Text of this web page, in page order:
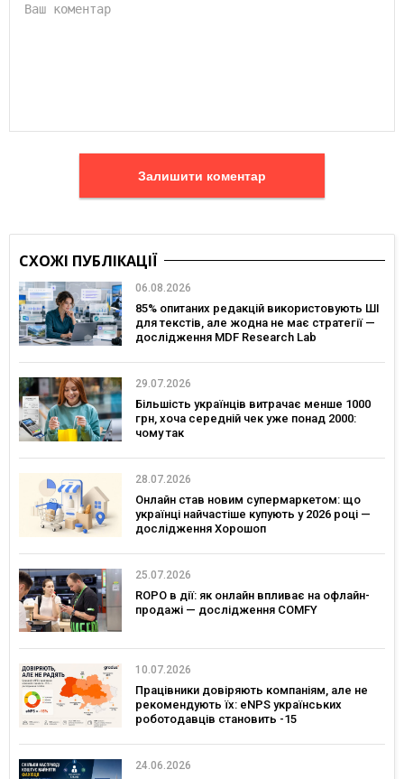
Залишити коментар
СХОЖІ ПУБЛІКАЦІЇ
06.08.2026
85% опитаних редакцій використовують ШІ
для текстів, але жодна не має стратегії —
дослідження MDF Research Lab
29.07.2026
Більшість українців витрачає менше 1000
грн, хоча середній чек уже понад 2000:
чому так
28.07.2026
Онлайн став новим супермаркетом: що
українці найчастіше купують у 2026 році —
дослідження Хорошоп
25.07.2026
ROPO в дії: як онлайн впливає на офлайн-
продажі — дослідження COMFY
10.07.2026
Працівники довіряють компаніям, але не
рекомендують їх: eNPS українських
роботодавців становить -15
24.06.2026